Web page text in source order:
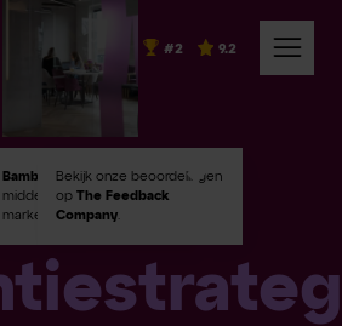
#2
Bambuu #2in Emerce100
middelgroot digital
marketingbureaus!
9.2
Bekijk onze beoordelingen
opThe Feedback
Company.
een